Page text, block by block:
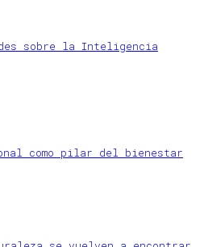
sobre la Inteligencia
como pilar del bienestar